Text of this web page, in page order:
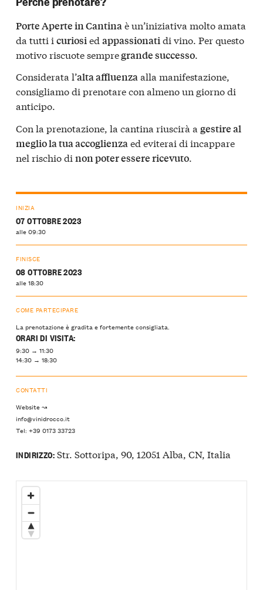
Porte Aperte in Cantina è un’iniziativa molto amata
da tutti i curiosi ed appassionati di vino. Per questo
motivo riscuote sempregrande successo
Considerata l’alta affluenzaalla manifestazione,
consigliamo di prenotare con almeno un giorno di
anticipo.
Con la prenotazione, la cantina riuscirà a gestire al
meglio la tua accoglienzaed eviterai di incappare
nel rischio di non poter essere ricevuto.
INIZIA
07 OTTOBRE 2023
alle 09:30
FINISCE
08 OTTOBRE 2023
alle 18:30
COME PARTECIPARE
La prenotazione è gradita e fortemente consigliata.
ORARI DI VISITA:
9:30 → 11:30
14:30 → 18:30
CONTATTI
Website ↝
info@vinidrocco.it
Tel: +39 0173 33723
INDIRIZZO:Str. Sottoripa, 90, 12051 Alba, CN, Italia